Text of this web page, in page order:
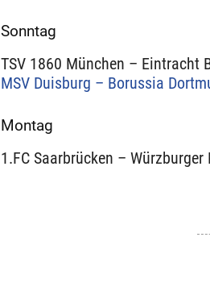
Sonntag
TSV 1860 München – Eintracht
MSV Duisburg – Borussia
Montag
1.FC Saarbrücken – Würzburger